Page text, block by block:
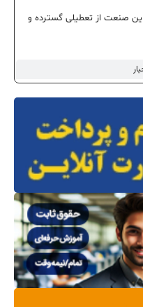
این صنعت از تعطیلی گسترده و